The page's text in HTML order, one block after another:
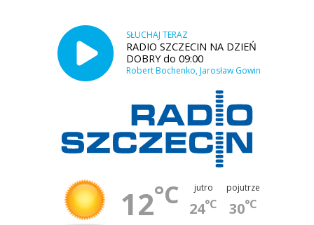
SŁUCHAJ TERAZ
RADIO SZCZECIN NA DZIEŃ
DOBRY do 09:00
Robert Bochenko, Jarosław Gowin
12°C jutro
24°C
pojutrze
30°C